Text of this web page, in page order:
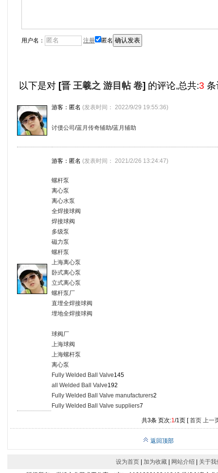
用户名： 注册 匿名
以下是对 [晋 王羲之 游目帖 卷] 的评论,总共:3 条
游客：匿名 (发表时间： 2022/9/29 19:55:36)
讨债公司 /蓝月传奇辅助/蓝月辅助
游客：匿名 (发表时间： 2021/2/26 13:24:47)
螺杆泵
离心泵
离心水泵
全焊接球阀
焊接球阀
多级泵
磁力泵
螺杆泵
上海离心泵
卧式离心泵
立式离心泵
螺杆泵厂
直埋全焊接球阀
埋地全焊接球阀
球阀厂
上海球阀
上海螺杆泵
离心泵
Fully Welded Ball Valve145
all Welded Ball Valve192
Fully Welded Ball Valve manufacturers2
Fully Welded Ball Valve suppliers7
共3条 页次:1/1页 [首页 上一
返回顶部
设为首页 加为收藏 网站介绍
关于我